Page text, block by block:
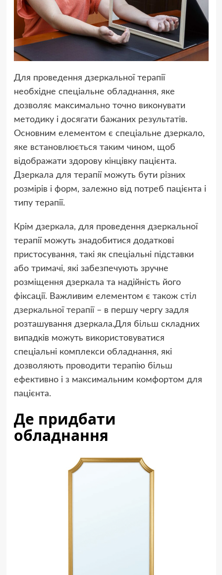
Для проведення дзеркальної терапії
необхідне спеціальне обладнання, яке
дозволяє максимально точно виконувати
методику і досягати бажаних результатів.
Основним елементом є спеціальне дзеркало,
яке встановлюється таким чином, щоб
відображати здорову кінцівку пацієнта.
Дзеркала для терапії можуть бути різних
розмірів і форм, залежно від потреб пацієнта і
типу терапії.
Крім дзеркала, для проведення дзеркальної
терапії можуть знадобитися додаткові
пристосування, такі як спеціальні підставки
або тримачі, які забезпечують зручне
розміщення дзеркала та надійність його
фіксації. Важливим елементом є також стіл
дзеркальної терапії– в першу чергу задля
розташування дзеркала.Для більш складних
випадків можуть використовуватися
спеціальні комплекси обладнання, які
дозволяють проводити терапію більш
ефективно і з максимальним комфортом для
пацієнта.
Де придбати
обладнання